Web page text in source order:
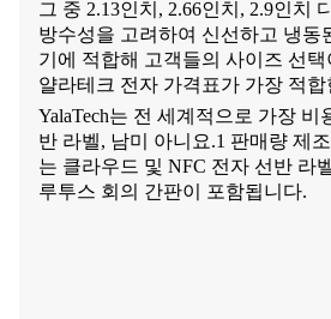
그 중 2.13인치, 2.66인치, 2.9인치
방수성을 고려하여 신선하고 냉동
기에 적합해 고객들의 사이즈 선
얄라테크 전자 가격표가 가장 적
YalaTech는 전 세계적으로 가장 비
반 라벨, 남미 아니요.1 판매량 제
는 클라우드 및 NFC 전자 선반 라
루투스 회의 간판이 포함됩니다.